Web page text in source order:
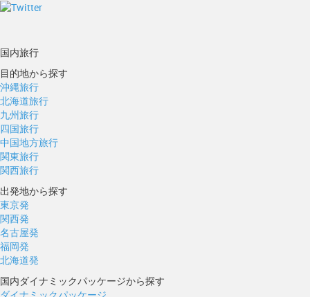
国内旅行
目的地から探す
沖縄旅行
北海道旅行
九州旅行
四国旅行
中国地方旅行
関東旅行
関西旅行
出発地から探す
東京発
関西発
名古屋発
福岡発
北海道発
国内ダイナミックパッケージから探す